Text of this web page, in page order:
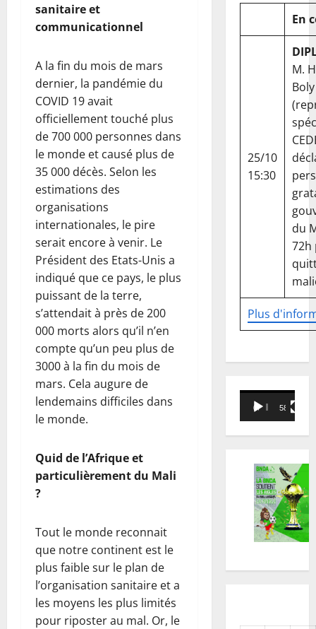
sanitaire et
communicationnel
A la fin du mois de mars
dernier, la pandémie du
COVID 19 avait
officiellement touché plus
de 700 000 personnes dans
le monde et causé plus de
35 000 décès. Selon les
estimations des
organisations
internationales, le pire
serait encore à venir. Le
Président des Etats-Unis a
indiqué que ce pays, le plus
puissant de la terre,
s’attendait à près de 200
000 morts alors qu’il n’en
compte qu’un peu plus de
3000 à la fin du mois de
mars. Cela augure de
lendemains difficiles dans
le monde.
Quid de l’Afrique et
particulièrement du Mali
?
Tout le monde reconnait
que notre continent est le
plus faible sur le plan de
l’organisation sanitaire et a
les moyens les plus limités
pour riposter au mal. Or, le
En
Plus
25/10
15:30
M.
Boly
du
72h
Lecteur
vidéo
00:00 58:18